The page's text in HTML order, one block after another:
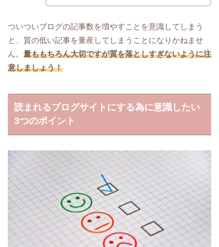
ついついブログの記事数を増やすことを意識してしまう
と、質の低い記事を量産してしまうことになりかねませ
ん。 量ももちろん大切ですが質を落としすぎないように注
意しましょう！
読まれるブログサイトにする為に意識したい
3つのポイント